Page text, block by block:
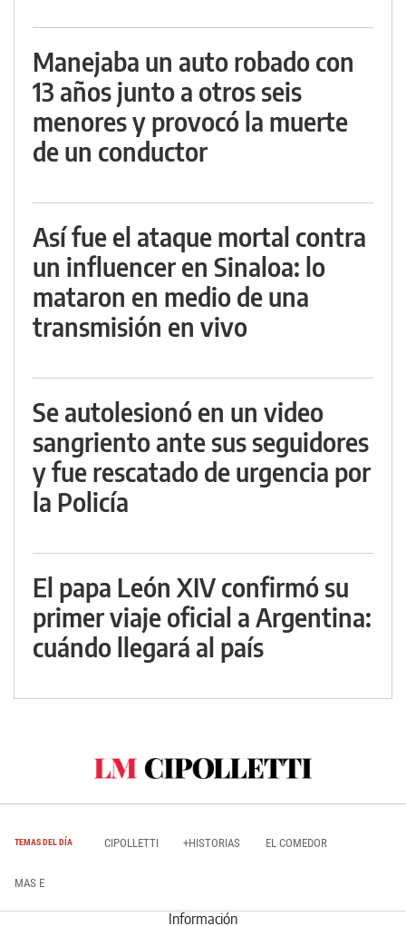
Manejaba un auto robado con
13 años junto a otros seis
menores y provocó la muerte
de un conductor
Así fue el ataque mortal contra
un influencer en Sinaloa: lo
mataron en medio de una
transmisión en vivo
Se autolesionó en un video
sangriento ante sus seguidores
y fue rescatado de urgencia por
la Policía
El papa León XIV confirmó su
primer viaje oficial a Argentina:
cuándo llegará al país
TEMAS DEL DÍA CIPOLLETTI +HISTORIAS EL COMEDOR
MAS E
Información